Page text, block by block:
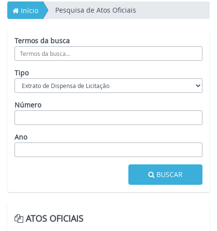
Início Pesquisa de Atos Oficiais
Termos da busca
Tipo
Número
Ano
BUSCAR
ATOS OFICIAIS